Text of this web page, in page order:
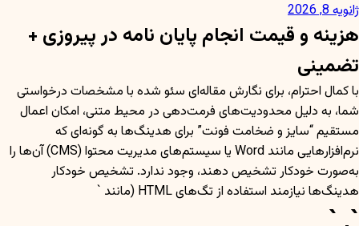
ژانویه 8, 2026
هزینه و قیمت انجام پایان نامه در پیروزی +
تضمینی
با کمال احترام، برای نگارش مقاله‌ای سئو شده با مشخصات درخواستی
شما، به دلیل محدودیت‌های فرمت‌دهی در محیط متنی، امکان اعمال
مستقیم “سایز و ضخامت فونت” برای هدینگ‌ها به گونه‌ای که
نرم‌افزارهایی مانند Word یا سیستم‌های مدیریت محتوا (CMS) آن‌ها را
به‌صورت خودکار تشخیص دهند، وجود ندارد. تشخیص خودکار
هدینگ‌ها نیازمند استفاده از تگ‌های HTML (مانند `